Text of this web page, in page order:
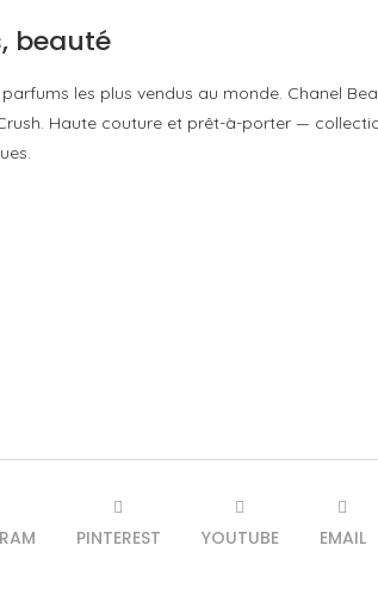
beauté
les plus vendus au monde. Chanel
Haute couture et prêt-à-porter —
PINTEREST YOUTUBE EMAIL